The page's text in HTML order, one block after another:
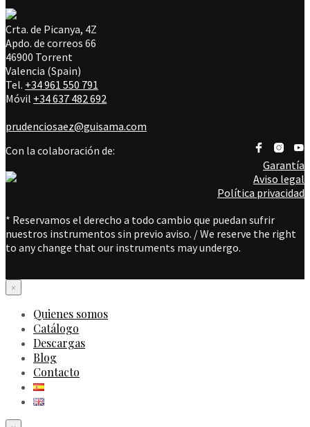
Crta. de Picanya, 4Z
Apdo. de correos 66
46900 Torrent
Valencia (Spain)
Tel. +34 961 550 791
Móvil +34 637 482 692
prudenciosaez@guisama.com
Garantía
Aviso legal
Política privacidad
Con la colaboración de:
* Reservamos el derecho a todo cambio que puedan sufrir
nuestros instrumentos sin previo aviso. / We reserve the right
to any change that our instruments may undergo.
×
Quienes somos
Catálogo
Descargas
Blog
Contacto